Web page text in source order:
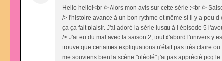
Hello hello!<br /> Alors mon avis sur cette série :<br />
/> l'histoire avance à un bon rythme et même si il y a peu
ça ça fait plaisir. J'ai adoré la série jusqu à l épisode 5
/> J'ai eu du mal avec la saison 2, tout d'abord l'univers y
trouve que certaines expliquations n'était pas très claire
me souviens bien la scène "oléolé" j'ai pas apprécié pcq